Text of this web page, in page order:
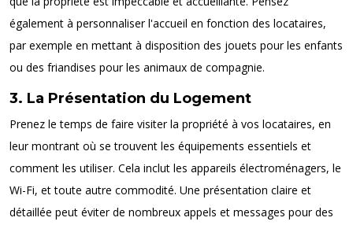
également à personnaliser l'accueil en fonction des locataires,
par exemple en mettant à disposition des jouets pour les enfants
ou des friandises pour les animaux de compagnie.
3. La Présentation du Logement
Prenez le temps de faire visiter la propriété à vos locataires, en
leur montrant où se trouvent les équipements essentiels et
comment les utiliser. Cela inclut les appareils électroménagers, le
Wi-Fi, et toute autre commodité. Une présentation claire et
détaillée peut éviter de nombreux appels et messages pour des